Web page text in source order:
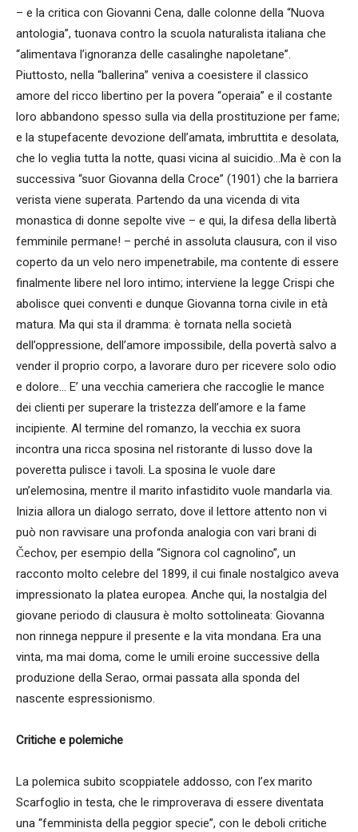
– e la critica con Giovanni Cena, dalle colonne della “Nuova
antologia”, tuonava contro la scuola naturalista italiana che
“alimentava l’ignoranza delle casalinghe napoletane”.
Piuttosto, nella “ballerina” veniva a coesistere il classico
amore del ricco libertino per la povera “operaia” e il costante
loro abbandono spesso sulla via della prostituzione per fame;
e la stupefacente devozione dell’amata, imbruttita e desolata,
che lo veglia tutta la notte, quasi vicina al suicidio…Ma è con la
successiva “suor Giovanna della Croce” (1901) che la barriera
verista viene superata. Partendo da una vicenda di vita
monastica di donne sepolte vive – e qui, la difesa della libertà
femminile permane! – perché in assoluta clausura, con il viso
coperto da un velo nero impenetrabile, ma contente di essere
finalmente libere nel loro intimo; interviene la legge Crispi che
abolisce quei conventi e dunque Giovanna torna civile in età
matura. Ma qui sta il dramma: è tornata nella società
dell’oppressione, dell’amore impossibile, della povertà salvo a
vender il proprio corpo, a lavorare duro per ricevere solo odio
e dolore… E’ una vecchia cameriera che raccoglie le mance
dei clienti per superare la tristezza dell’amore e la fame
incipiente. Al termine del romanzo, la vecchia ex suora
incontra una ricca sposina nel ristorante di lusso dove la
poveretta pulisce i tavoli. La sposina le vuole dare
un’elemosina, mentre il marito infastidito vuole mandarla via.
Inizia allora un dialogo serrato, dove il lettore attento non vi
può non ravvisare una profonda analogia con vari brani di
Čechov, per esempio della “Signora col cagnolino”, un
racconto molto celebre del 1899, il cui finale nostalgico aveva
impressionato la platea europea. Anche qui, la nostalgia del
giovane periodo di clausura è molto sottolineata: Giovanna
non rinnega neppure il presente e la vita mondana. Era una
vinta, ma mai doma, come le umili eroine successive della
produzione della Serao, ormai passata alla sponda del
nascente espressionismo.
Critiche e polemiche
La polemica subito scoppiatele addosso, con l’ex marito
Scarfoglio in testa, che le rimproverava di essere diventata
una “femminista della peggior specie”, con le deboli critiche